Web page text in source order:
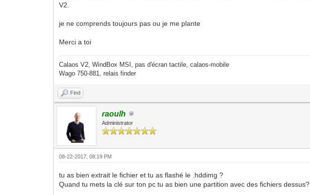
V2.
je ne comprends toujours pas ou je me plante
Merci a toi
Calaos V2, WindBox MSI, pas d'écran tactile, calaos-mobile
Wago 750-881, relais finder
Find
raoulh
Administrator
08-22-2017, 08:19 PM
tu as bien extrait le fichier et tu as flashé le .hddimg ?
Quand tu mets la clé sur ton pc tu as bien une partition avec des fichiers dessus?